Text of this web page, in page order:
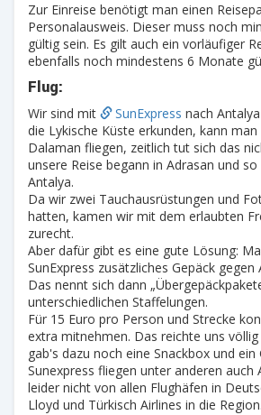
Zur Einreise benötigt man einen
Personalausweis. Dieser muss noch
gültig sein. Es gilt auch ein vorläufiger
ebenfalls noch mindestens 6 Monate
Flug:
Wir sind mit SunExpress nach
die Lykische Küste erkunden, kann man
Dalaman fliegen, zeitlich tut sich das
unsere Reise begann in Adrasan und
Antalya.
Da wir zwei Tauchausrüstungen und
hatten, kamen wir mit dem erlaubten
zurecht.
Aber dafür gibt es eine gute Lösung:
SunExpress zusätzliches Gepäck gegen
Das nennt sich dann
unterschiedlichen Staffelungen.
Für 15 Euro pro Person und Strecke
extra mitnehmen. Das reichte uns
gab's dazu noch eine Snackbox und ein
Sunexpress fliegen unter anderen auch
leider nicht von allen Flughäfen in
Lloyd und Türkisch Airlines in die Region.